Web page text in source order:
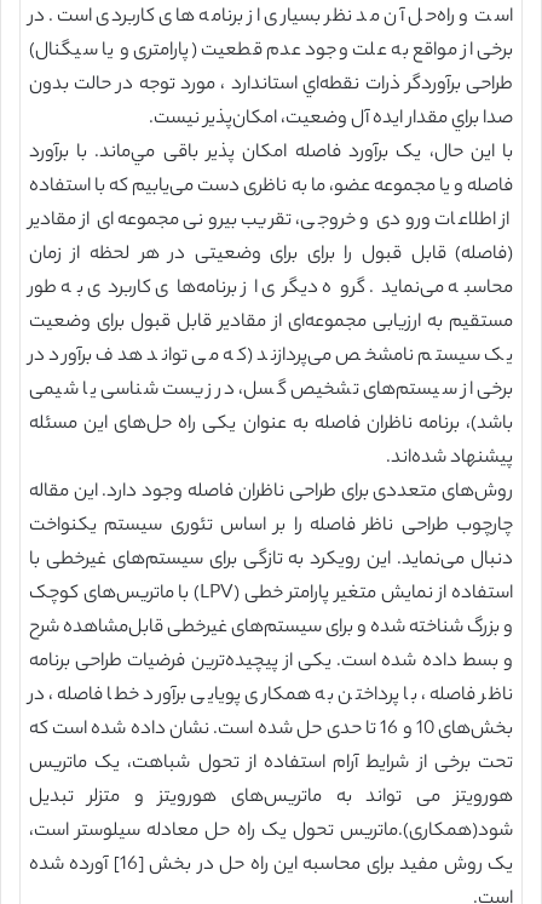
است و راه‌حل آن مد نظر بسیاری از برنامه های کاربردی است. در
برخی از مواقع به علت وجود عدم قطعیت (پارامتری و يا سیگنال)
طراحی برآوردگر ذرات نقطه‌اي استاندارد ، مورد توجه در حالت بدون
صدا براي مقدار ایده آل وضعيت، امکان‌پذیر نیست.
با این حال، یک برآورد فاصله امکان پذیر باقی مي‌ماند. با برآورد
فاصله و یا مجموعه عضو، ما به ناظری دست می‌یابیم که با استفاده
از اطلاعات ورودی و خروجی، تقریب بیرونی مجموعه‌ای از مقادیر
(فاصله) قابل قبول را برای برای وضعیتی در هر لحظه از زمان
محاسبه می‌نماید. گروه دیگری از برنامه‌های کاربردی به طور
مستقیم به ارزیابی مجموعه‌ای از مقادیر قابل قبول برای وضعیت
یک سیستم نامشخص می‌پردازند (که می تواند هدف برآورد در
برخی از سیستم‌های تشخیص گسل، در زیست شناسی یا شیمی
باشد)، برنامه ناظران فاصله به عنوان یکی راه حل‌های این مسئله
پیشنهاد شده‌اند.
روش‌های متعددی برای طراحی ناظران فاصله وجود دارد. این مقاله
چارچوب طراحی ناظر فاصله را بر اساس تئوری سیستم یکنواخت
دنبال می‌نماید. این رویکرد به تازگی برای سیستم‌های غیرخطی با
استفاده از نمایش متغیر پارامتر خطی (LPV) با ماتریس‌های کوچک
و بزرگ شناخته شده و برای سیستم‌های غیرخطی قابل‌مشاهده شرح
و بسط داده شده است. یکی از پیچیده‌ترین فرضیات طراحی برنامه
ناظر فاصله، با پرداختن به همکاری پویایی برآورد خطا فاصله، در
بخش‌های 10 و 16 تا حدی حل شده است. نشان داده شده است که
تحت برخی از شرایط آرام استفاده از تحول شباهت، یک ماتریس
هورویتز می تواند به ماتریس‌های هورویتز و متزلر تبدیل
شود(همکاری).ماتریس تحول یک راه حل معادله سیلوستر است،
یک روش مفید برای محاسبه این راه حل در بخش [16] آورده شده